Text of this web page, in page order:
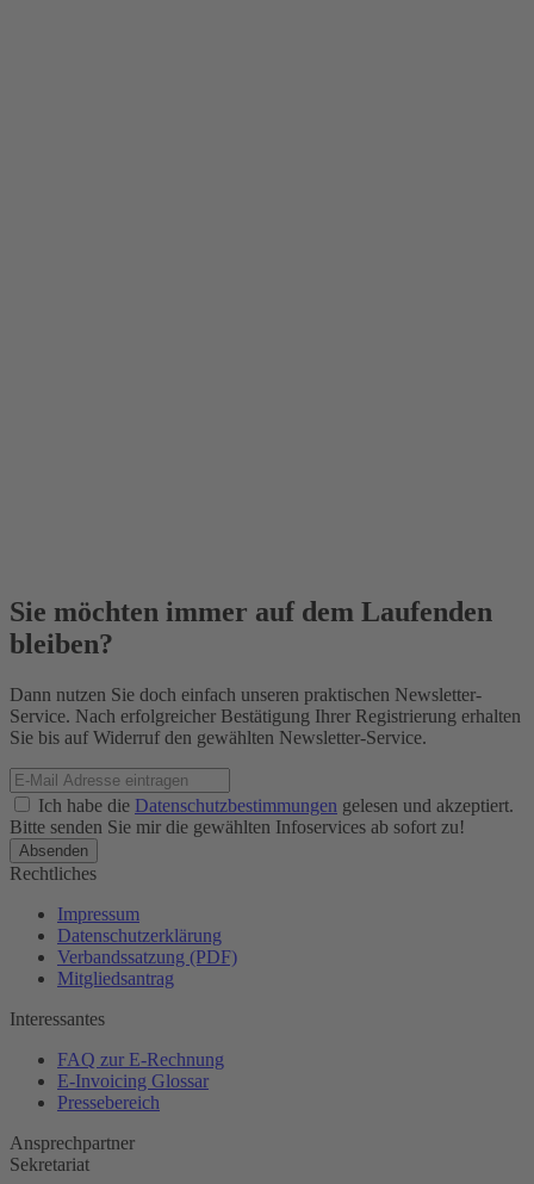
Sie möchten immer auf dem Laufenden
bleiben?
Dann nutzen Sie doch einfach unseren praktischen Newsletter-
Service. Nach erfolgreicher Bestätigung Ihrer Registrierung erhalten
Sie bis auf Widerruf den gewählten Newsletter-Service.
Ich habe die Datenschutzbestimmungen gelesen und akzeptiert.
Bitte senden Sie mir die gewählten Infoservices ab sofort zu!
Rechtliches
Impressum
Datenschutzerklärung
Verbandssatzung (PDF)
Mitgliedsantrag
Interessantes
FAQ zur E-Rechnung
E-Invoicing Glossar
Pressebereich
Ansprechpartner
Sekretariat